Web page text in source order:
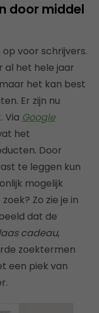
door middel
op voor schrijvers.
al het hele jaar
het kan best
Er zijn nu
Via Google
het
Door
te leggen kun
mogelijk
Zo zie je in
dat de
cadeau,
zoektermen
een piek van